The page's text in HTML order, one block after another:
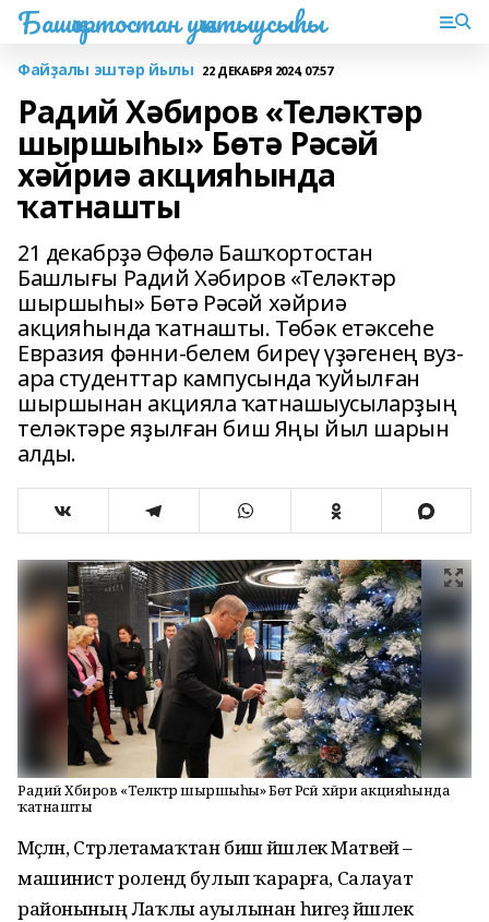
Башҡортостан уҡытыусыһы
Файҙалы эштәр йылы 22 ДЕКАБРЯ 2024, 07:57
Радий Хәбиров «Теләктәр
шыршыһы» Бөтә Рәсәй
хәйриә акцияһында
ҡатнашты
21 декабрҙә Өфөлә Башҡортостан
Башлығы Радий Хәбиров «Теләктәр
шыршыһы» Бөтә Рәсәй хәйриә
акцияһында ҡатнашты. Төбәк етәксеһе
Евразия фәнни-белем биреү үҙәгенең вуз-
ара студенттар кампусында ҡуйылған
шыршынан акцияла ҡатнашыусыларҙың
теләктәре яҙылған биш Яңы йыл шарын
алды.
Радий Хәбиров «Теләктәр шыршыһы» Бөтә Рәсәй хәйриә акцияһында
ҡатнашты
Мәҫәлән, Стәрлетамаҡтан биш йәшлек Матвей –
машинист ролендә булып ҡарарға, Салауат
районының Лаҡлы ауылынан һигеҙ йәшлек